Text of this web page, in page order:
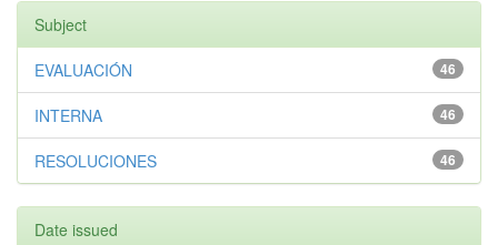
Subject
46
EVALUACIÓN
46
INTERNA
46
RESOLUCIONES
Date issued